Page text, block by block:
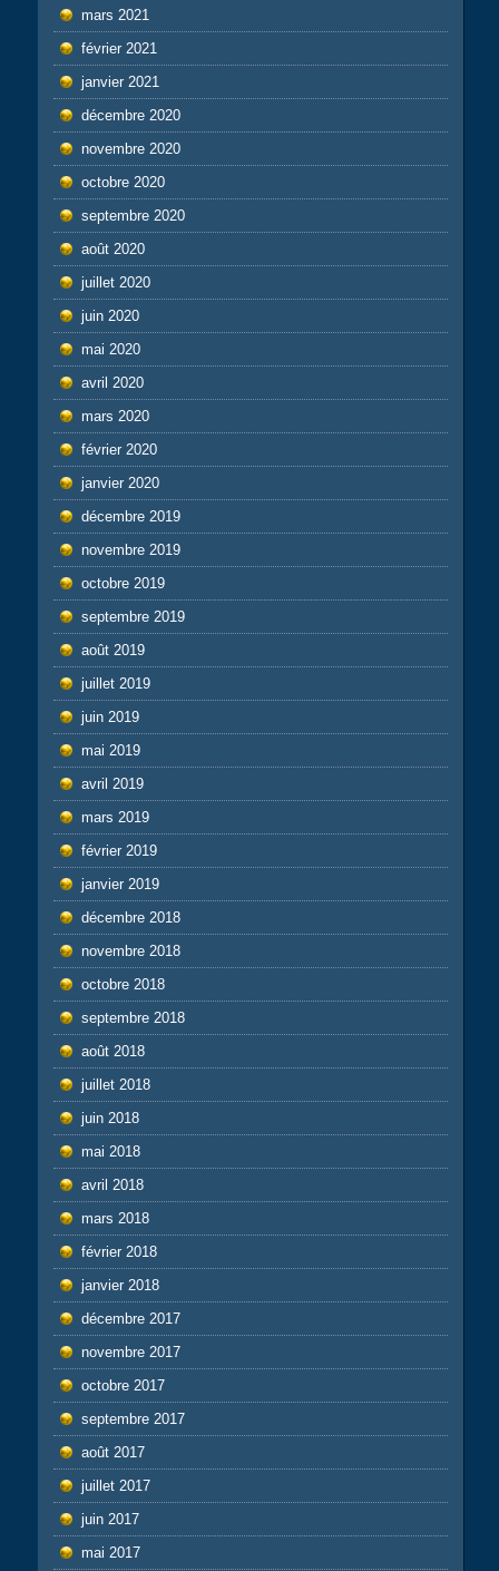
mars 2021
février 2021
janvier 2021
décembre 2020
novembre 2020
octobre 2020
septembre 2020
août 2020
juillet 2020
juin 2020
mai 2020
avril 2020
mars 2020
février 2020
janvier 2020
décembre 2019
novembre 2019
octobre 2019
septembre 2019
août 2019
juillet 2019
juin 2019
mai 2019
avril 2019
mars 2019
février 2019
janvier 2019
décembre 2018
novembre 2018
octobre 2018
septembre 2018
août 2018
juillet 2018
juin 2018
mai 2018
avril 2018
mars 2018
février 2018
janvier 2018
décembre 2017
novembre 2017
octobre 2017
septembre 2017
août 2017
juillet 2017
juin 2017
mai 2017